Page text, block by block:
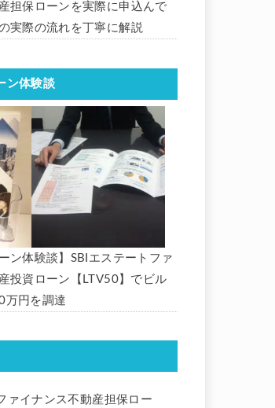
担保ローンを実際に申込んで
実際の流れを丁寧に解説
ン体験談
ン体験談】SBIエステートファ
投資ローン【LTV50】でビル
万円を調達
ァイナンス不動産担保ロー